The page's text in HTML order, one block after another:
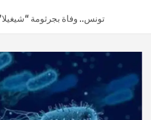
تونس.. وفاة بجرثومة